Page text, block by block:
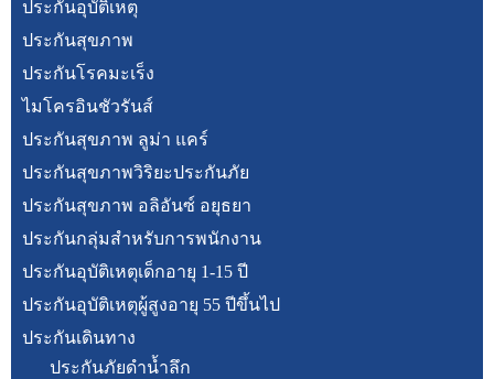
ประกันอุบัติเหตุ
ประกันสุขภาพ
ประกันโรคมะเร็ง
ไมโครอินชัวรันส์
ประกันสุขภาพ ลูม่า แคร์
ประกันสุขภาพวิริยะประกันภัย
ประกันสุขภาพ อลิอันซ์ อยุธยา
ประกันกลุ่มสำหรับการพนักงาน
ประกันอุบัติเหตุเด็กอายุ 1-15 ปี
ประกันอุบัติเหตุผู้สูงอายุ 55 ปีขึ้นไป
ประกันเดินทาง
ประกันภัยดำน้ำลึก